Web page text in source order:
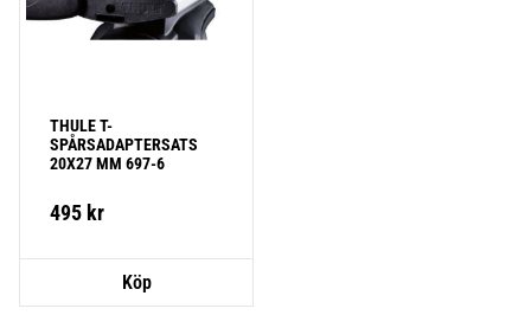
THULE T-
SPÅRSADAPTERSATS
20X27 MM 697-6
495 kr